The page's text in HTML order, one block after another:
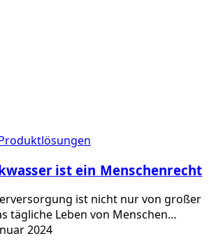
ist ein Menschenrecht
ist nicht nur von großer
tägliche Leben von Menschen…
2024